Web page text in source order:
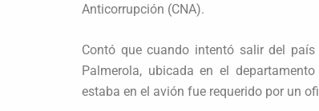
Anticorrupción (CNA).
Contó que cuando intentó salir del
Palmerola, ubicada en el
estaba en el avión fue requerido por un